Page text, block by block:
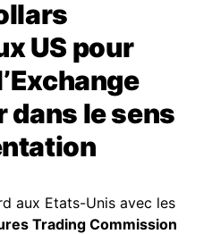
US pour
dans le sens
aux Etats-Unis avec les
Trading Commission